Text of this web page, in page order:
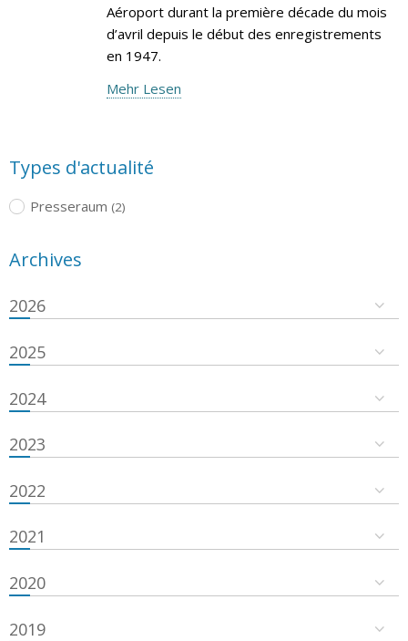
Aéroport durant la première décade du mois
d’avril depuis le début des enregistrements
en 1947.
Mehr Lesen
Types d'actualité
Presseraum (2)
Archives
2026
2025
2024
2023
2022
2021
2020
2019